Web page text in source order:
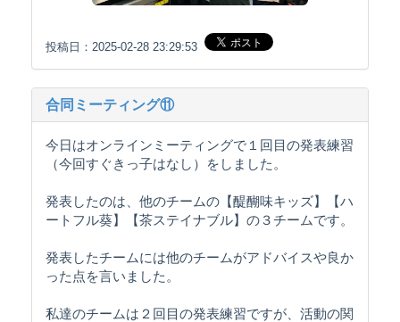
投稿日：2025-02-28 23:29:53
合同ミーティング⑪
今日はオンラインミーティングで１回目の発表練習
（今回すぐきっ子はなし）をしました。
発表したのは、他のチームの【醍醐味キッズ】【ハ
ートフル葵】【茶ステイナブル】の３チームです。
発表したチームには他のチームがアドバイスや良か
った点を言いました。
私達のチームは２回目の発表練習ですが、活動の関